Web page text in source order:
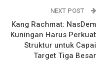
NEXT POST
Kang Rachmat: NasDem
Kuningan Harus Perkuat
Struktur untuk Capai
Target Tiga Besar